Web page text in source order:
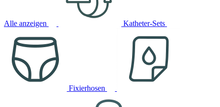
Alle anzeigen Katheter-Sets
Fixierhosen